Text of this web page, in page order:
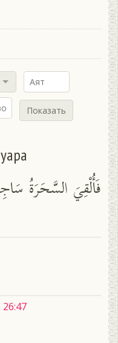
Показать
فَأُلْقِيَ السَّحَرَةُ
26:47